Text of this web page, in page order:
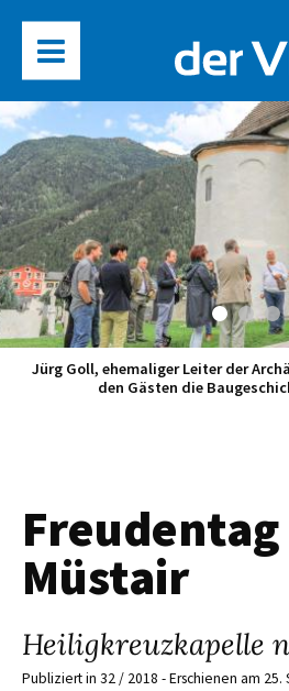
Jürg Goll, ehemaliger Leiter der
den Gästen die
Müstair
Heiligkreuzkapelle
Publiziert in 32 / 2018 - Erschienen am